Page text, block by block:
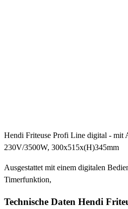
Hendi Friteuse Profi Line digital - mit
230V/3500W, 300x515x(H)345mm
Ausgestattet mit einem digitalen
Timerfunktion,
Technische Daten Hendi